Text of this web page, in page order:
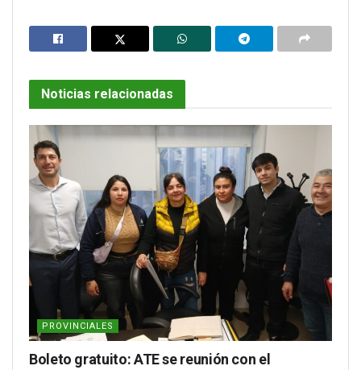
Noticias relacionadas
PROVINCIALES
Boleto gratuito: ATE se reunión con el